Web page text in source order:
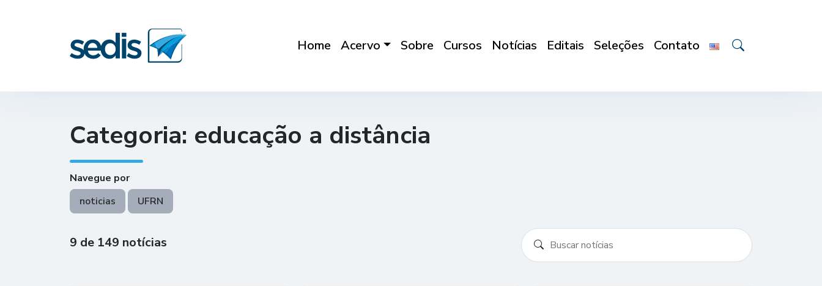
Home Acervo Sobre Cursos Notícias Editais Seleções Contato
Categoria: educação a distância
Navegue por
noticias
UFRN
9 de 149 notícias